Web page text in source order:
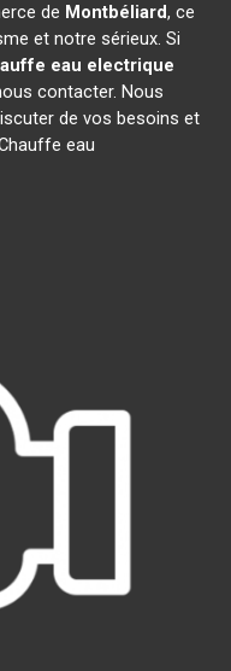
de Montbéliard, ce
et notre sérieux. Si
eau electrique
contacter. Nous
de vos besoins et
eau